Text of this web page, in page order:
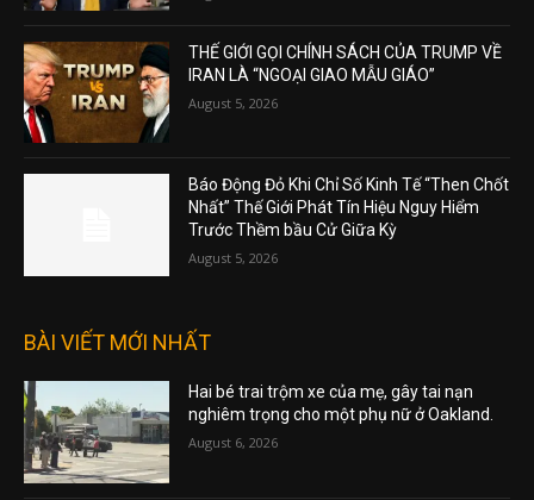
THẾ GIỚI GỌI CHÍNH SÁCH CỦA TRUMP VỀ
IRAN LÀ “NGOẠI GIAO MẪU GIÁO”
August 5, 2026
Báo Động Đỏ Khi Chỉ Số Kinh Tế “Then Chốt
Nhất” Thế Giới Phát Tín Hiệu Nguy Hiểm
Trước Thềm bầu Cử Giữa Kỳ
August 5, 2026
BÀI VIẾT MỚI NHẤT
Hai bé trai trộm xe của mẹ, gây tai nạn
nghiêm trọng cho một phụ nữ ở Oakland.
August 6, 2026